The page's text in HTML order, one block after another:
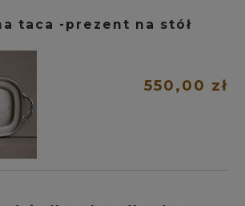
taca -prezent na stół
550,00 zł